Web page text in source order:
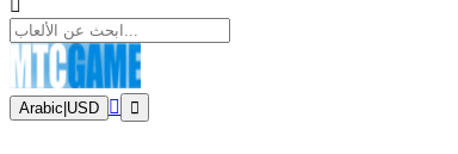
Arabic USD